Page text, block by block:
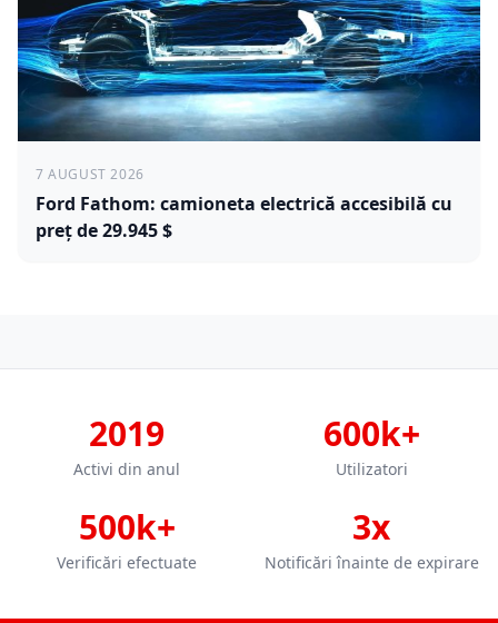
7 AUGUST 2026
Ford Fathom: camioneta electrică accesibilă cu
preț de 29.945 $
2019
Activi din anul
600k+
Utilizatori
500k+
Verificări efectuate
3x
Notificări înainte de expirare